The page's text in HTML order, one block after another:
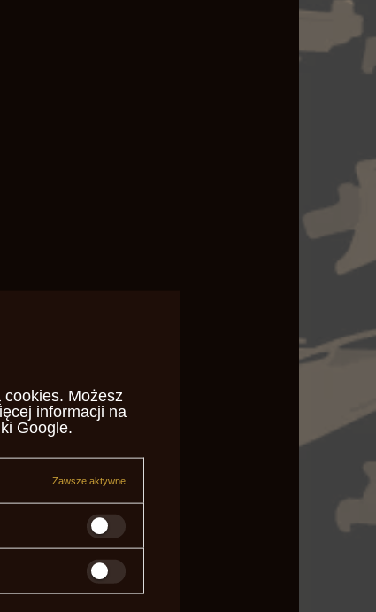
cookies. Możesz
informacji na
Google.
Zawsze aktywne